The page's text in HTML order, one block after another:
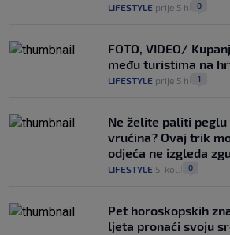
LIFESTYLE prije 5 h 0
FOTO, VIDEO/
među turistima na
LIFESTYLE prije 5 h 1
Ne želite paliti
vrućina? Ovaj trik
odjeća ne izgleda
LIFESTYLE 5. kol. 0
Pet horoskopskih
ljeta pronaći svoju